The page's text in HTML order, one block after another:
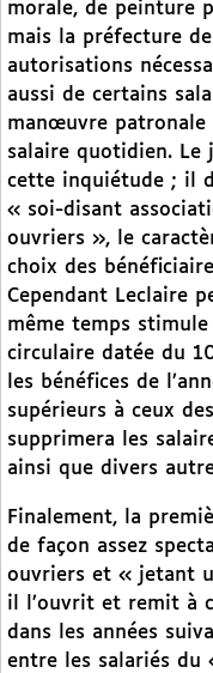
morale, de peinture
mais la préfecture
autorisations
aussi de certains
manœuvre patronale
salaire quotidien. Le
cette inquiétude ; il
« soi-disant
ouvriers », le
choix des
Cependant Leclaire
même temps
circulaire datée du
les bénéfices de
supérieurs à ceux
supprimera les
ainsi que divers
Finalement, la
de façon assez
ouvriers et « jetant
il l’ouvrit et remit à
dans les années
entre les salariés du